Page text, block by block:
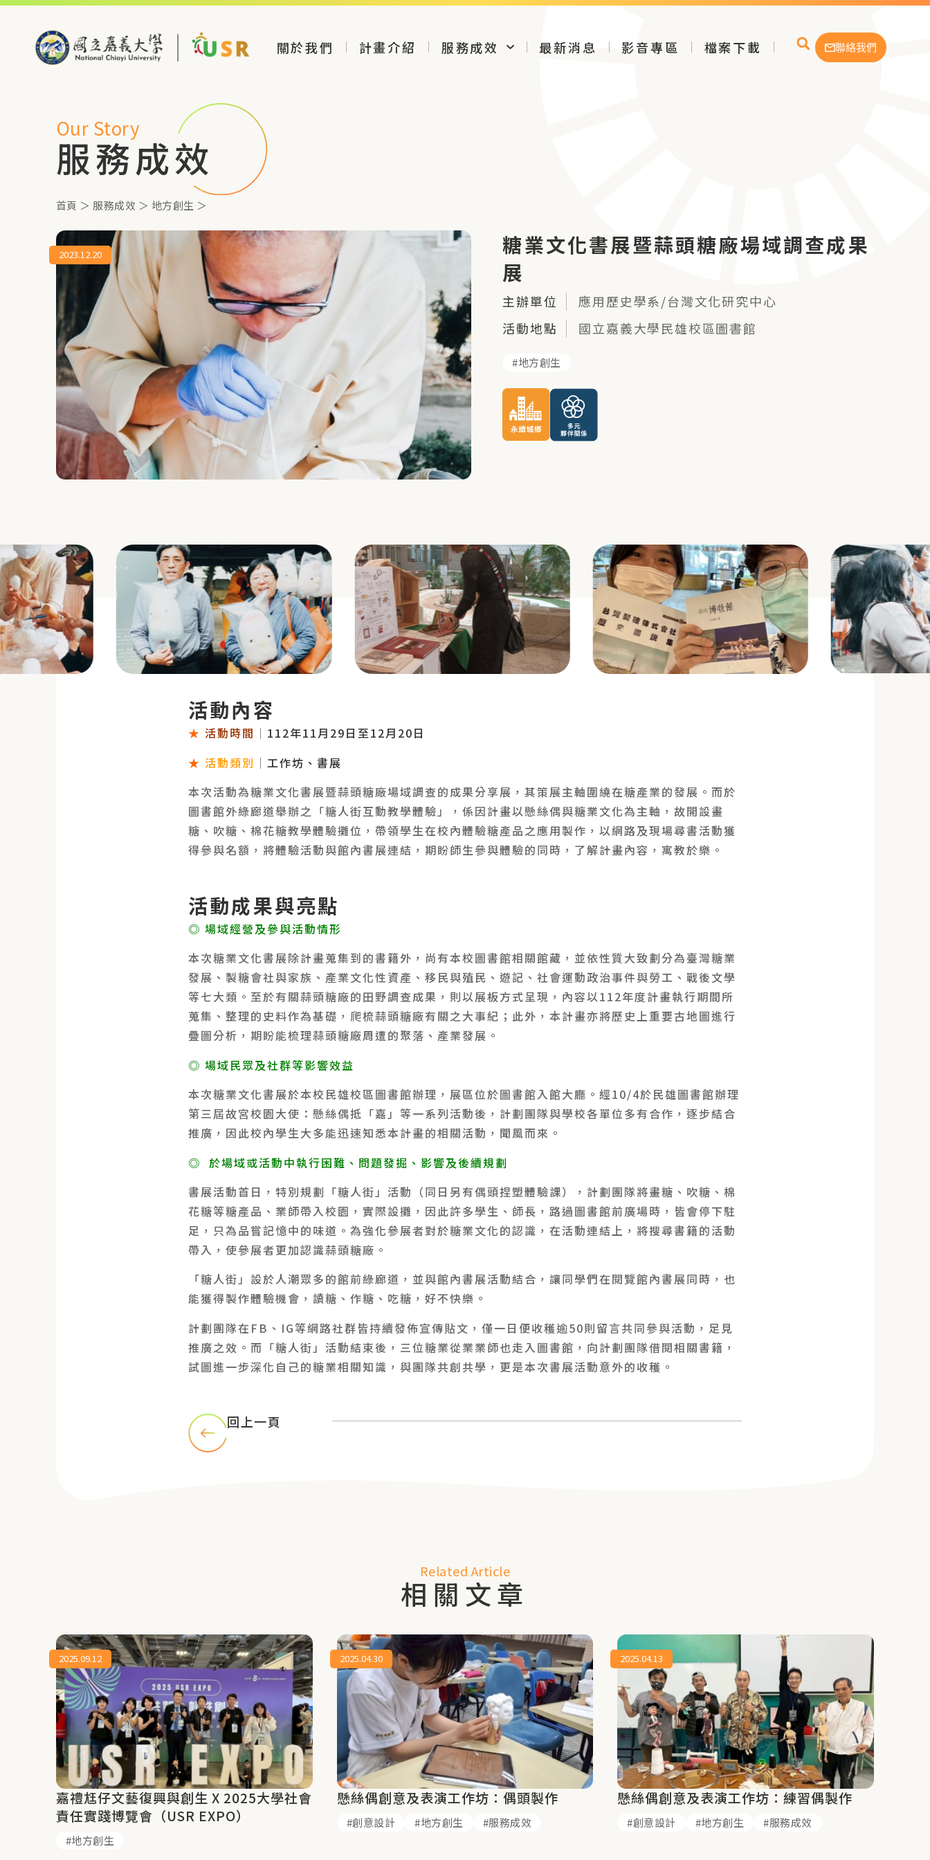
關於我們 計畫介紹 服務成效 最新消息 影音專區 檔案下載 聯絡我們
Our Story
服務成效
首頁 ＞服務成效 ＞ 地方創生 ＞
2023.12.20
糖業文化書展暨蒜頭糖廠場域調查成果
展
主辦單位
應用歷史學系/台灣文化研究中心
活動地點
國立嘉義大學民雄校區圖書館
地方創生
活動內容
★ 活動時間 ｜ 112年11月29日至12月20日
★ 活動類別 ｜ 工作坊、書展
本次活動為糖業文化書展暨蒜頭糖廠場域調查的成果分享展，其策展主軸圍繞在糖產業的發展。而於
圖書館外綠廊道舉辦之「糖人街互動教學體驗」，係因計畫以懸絲偶與糖業文化為主軸，故開設畫
糖、吹糖、棉花糖教學體驗攤位，帶領學生在校內體驗糖產品之應用製作，以網路及現場尋書活動獲
得參與名額，將體驗活動與館內書展連結，期盼師生參與體驗的同時，了解計畫內容，寓教於樂。
活動成果與亮點
◎ 場域經營及參與活動情形
本次糖業文化書展除計畫蒐集到的書籍外，尚有本校圖書館相關館藏，並依性質大致劃分為臺灣糖業
發展、製糖會社與家族、產業文化性資產、移民與殖民、遊記、社會運動政治事件與勞工、戰後文學
等七大類。至於有關蒜頭糖廠的田野調查成果，則以展板方式呈現，內容以112年度計畫執行期間所
蒐集、整理的史料作為基礎，爬梳蒜頭糖廠有關之大事紀；此外，本計畫亦將歷史上重要古地圖進行
疊圖分析，期盼能梳理蒜頭糖廠周遭的聚落、產業發展。
◎ 場域民眾及社群等影響效益
本次糖業文化書展於本校民雄校區圖書館辦理，展區位於圖書館入館大廳。經10/4於民雄圖書館辦理
第三屆故宮校園大使：懸絲偶抵「嘉」等一系列活動後，計劃團隊與學校各單位多有合作，逐步結合
推廣，因此校內學生大多能迅速知悉本計畫的相關活動，聞風而來。
◎ 於場域或活動中執行困難、問題發掘、影響及後續規劃
書展活動首日，特別規劃「糖人街」活動（同日另有偶頭捏塑體驗課），計劃團隊將畫糖、吹糖、棉
花糖等糖產品、業師帶入校園，實際設攤，因此許多學生、師長，路過圖書館前廣場時，皆會停下駐
足，只為品嘗記憶中的味道。為強化參展者對於糖業文化的認識，在活動連結上，將搜尋書籍的活動
帶入，使參展者更加認識蒜頭糖廠。
「糖人街」設於人潮眾多的館前綠廊道，並與館內書展活動結合，讓同學們在閱覽館內書展同時，也
能獲得製作體驗機會，讀糖、作糖、吃糖，好不快樂。
計劃團隊在FB、IG等網路社群皆持續發佈宣傳貼文，僅一日便收穫逾50則留言共同參與活動，足見
推廣之效。而「糖人街」活動結束後，三位糖業從業業師也走入圖書館，向計劃團隊借閱相關書籍，
試圖進一步深化自己的糖業相關知識，與團隊共創共學，更是本次書展活動意外的收穫。
回上一頁
Related Article
相關文章
嘉禮尪仔文藝復興與創生 X 2025大學社會
責任實踐博覽會（USR EXPO）
地方創生
2025.09.12
懸絲偶創意及表演工作坊：偶頭製作
創意設計 地方創生 服務成效
2025.04.30
懸絲偶創意及表演工作坊：練習偶製作
創意設計 地方創生 服務成效
2025.04.13